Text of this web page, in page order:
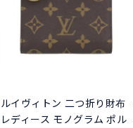
ルイヴィトン 二つ折り財布
レディース モノグラム ポル